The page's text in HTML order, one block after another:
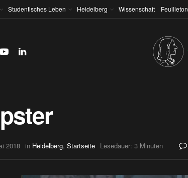
Studentisches Leben Heidelberg Wissenschaft Feuilleton
2018 in Heidelberg, Startseite Lesedauer: 3 Minuten